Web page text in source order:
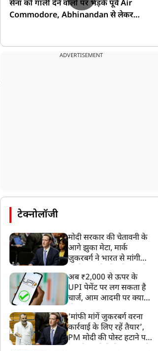
सेना को गाली देने वालों पर भड़के पूर्व Air
Commodore, Abhinandan से लेकर
ADVERTISEMENT
टेक्नोलॉजी
मोदी सरकार की चेतावनी के
आगे झुका मेटा, मार्क
ज़ुकरबर्ग ने भारत से मांगी
अब ₹2,000 से ऊपर के
UPI पेमेंट पर लग सकता है
चार्ज, आम आदमी पर क्या
‘मांफी मांगें जुकरबर्ग वरना
कार्रवाई के लिए रहें तैयार’,
PM मोदी की पोस्ट हटाने पर